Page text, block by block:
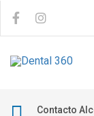
Contacto